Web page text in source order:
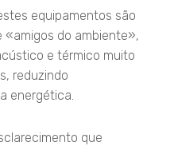
equipamentos são
do ambiente»,
e térmico muito
reduzindo
energética.
que